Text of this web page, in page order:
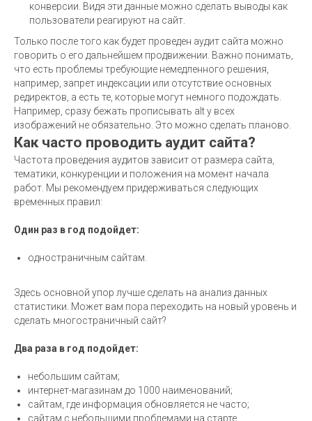
конверсии. Видя эти данные можно сделать выводы как
пользователи реагируют на сайт.
Только после того как будет проведен аудит сайта можно
говорить о его дальнейшем продвижении. Важно понимать,
что есть проблемы требующие немедленного решения,
например, запрет индексации или отсутствие основных
редиректов, а есть те, которые могут немного подождать.
Например, сразу бежать прописывать alt у всех
изображений не обязательно. Это можно сделать планово.
Как часто проводить аудит сайта?
Частота проведения аудитов зависит от размера сайта,
тематики, конкуренции и положения на момент начала
работ. Мы рекомендуем придерживаться следующих
временных правил:
Один раз в год подойдет:
одностраничным сайтам.
Здесь основной упор лучше сделать на анализ данных
статистики. Может вам пора переходить на новый уровень и
сделать многостраничный сайт?
Два раза в год подойдет:
небольшим сайтам;
интернет-магазинам до 1000 наименований;
сайтам, где информация обновляется не часто;
сайтам с небольшими проблемами на старте.